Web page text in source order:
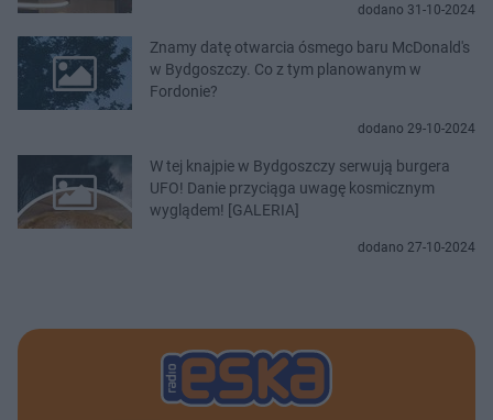
dodano 31-10-2024
Znamy datę otwarcia ósmego baru McDonald's
w Bydgoszczy. Co z tym planowanym w
Fordonie?
dodano 29-10-2024
W tej knajpie w Bydgoszczy serwują burgera
UFO! Danie przyciąga uwagę kosmicznym
wyglądem! [GALERIA]
dodano 27-10-2024